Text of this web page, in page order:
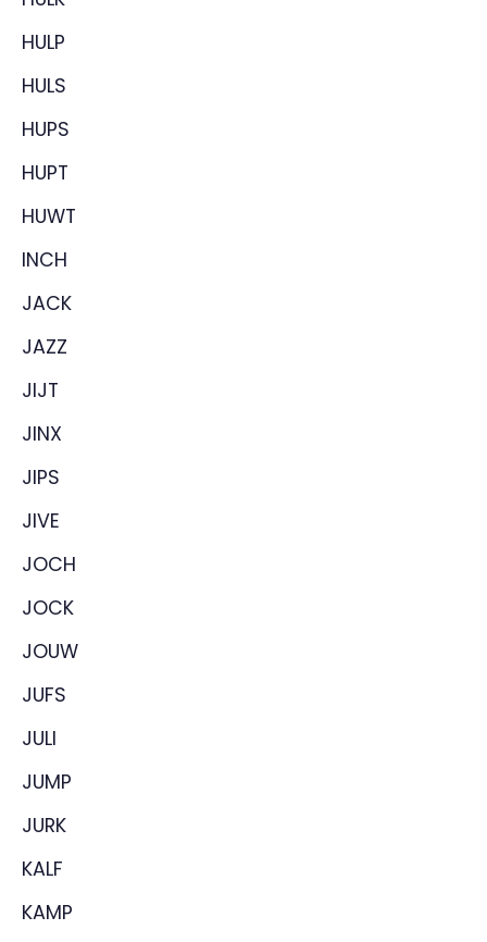
HULP
HULS
HUPS
HUPT
HUWT
INCH
JACK
JAZZ
JIJT
JINX
JIPS
JIVE
JOCH
JOCK
JOUW
JUFS
JULI
JUMP
JURK
KALF
KAMP